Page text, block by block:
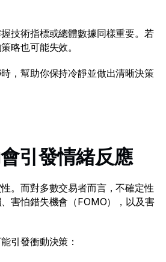
技術指標或總體數據同樣重要。若
略也可能失效。
，幫助你保持冷靜並做出清晰決策
引發情緒反應
。而對多數交易者而言，不確定性
害怕錯失機會（FOMO），以及害
引發衝動決策：